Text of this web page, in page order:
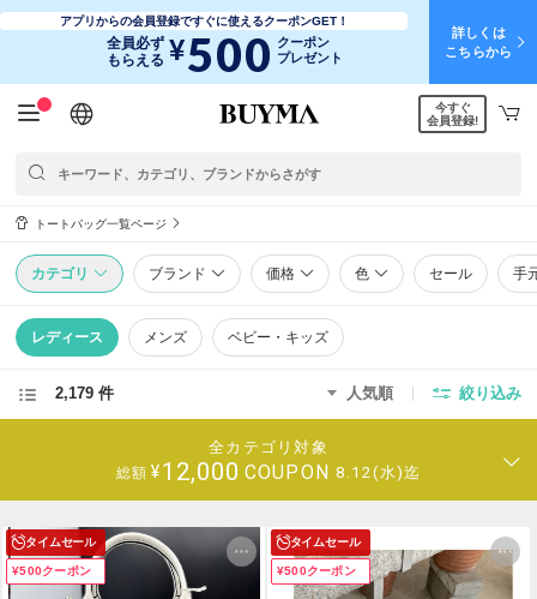
アプリからの会員登録ですぐに使えるクーポンGET！
全員必ず
もらえる ¥500 クーポン
プレゼント
詳しくは
こちらから
日本語
English
简体中文
繁體中文
今すぐ
会員登録!
トートバッグ一覧ページ
カテゴリ ブランド 価格 色 セール 手
レディース メンズ ベビー・キッズ
2,179 件 人気順 絞り込み
全カテゴリ対象
総額 ¥12,000 COUPON 8.12(水)迄
タイムセール
¥500クーポン
タイムセール
¥500クーポン